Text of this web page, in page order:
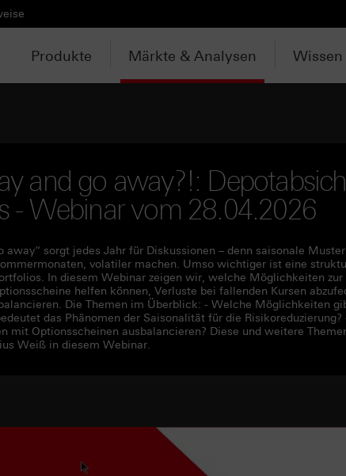
Produkte Märkte & Analysen Wissen
and go away?!:
- Webinar vom 28.04.2026
away“ sorgt jedes Jahr für Diskussionen – denn saisonale
volatiler machen. Umso wichtiger ist eine
In diesem Webinar zeigen wir, welche Möglichkeiten zur
helfen können, Verluste bei fallenden Kursen
Die Themen im Überblick: - Welche Möglichkeiten
das Phänomen der Saisonalität für die
mit Optionsscheinen ausbalancieren? Diese und weitere
Weiß in diesem Webinar.